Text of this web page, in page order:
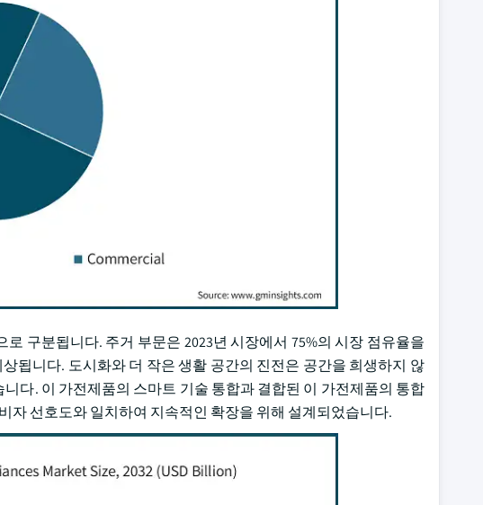
구분됩니다. 주거 부문은 2023년 시장에서 75%의 시장 점유율을
됩니다. 도시화와 더 작은 생활 공간의 진전은 공간을 희생하지 않
다. 이 가전제품의 스마트 기술 통합과 결합된 이 가전제품의 통합
자 선호도와 일치하여 지속적인 확장을 위해 설계되었습니다.